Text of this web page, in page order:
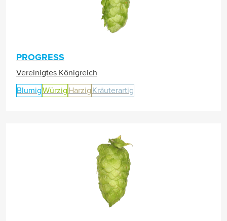
PROGRESS
Vereinigtes Königreich
BlumigWürzig Harzig Kräuterartig